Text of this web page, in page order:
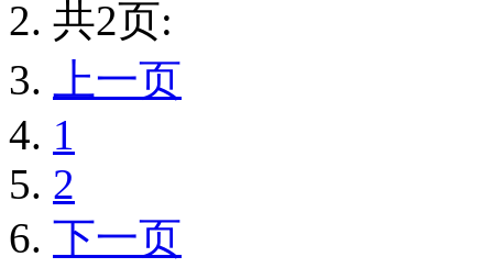
共2页:
上一页
1
2
下一页